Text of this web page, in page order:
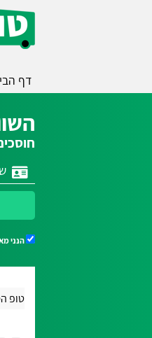
דף
הנני
טופ